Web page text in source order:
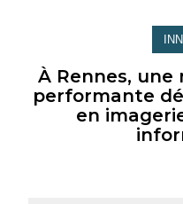
À Rennes, une
performante
en